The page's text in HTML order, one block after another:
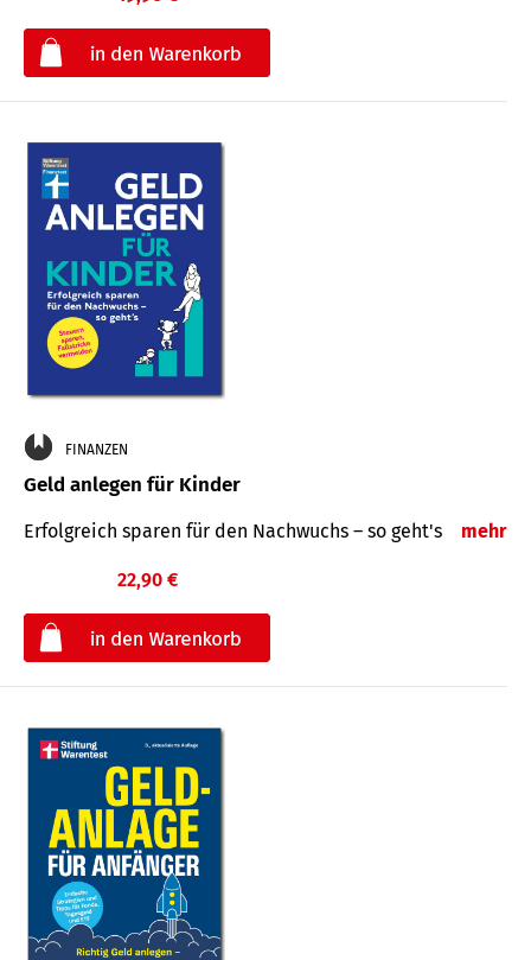
FINANZEN
Geld anlegen für Kinder
Erfolgreich sparen für den Nachwuchs – so geht's mehr
22,90 €